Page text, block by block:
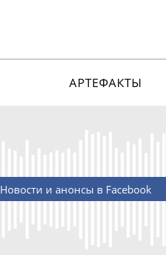
АРТЕФАКТЫ
Новости и анонсы в Facebook